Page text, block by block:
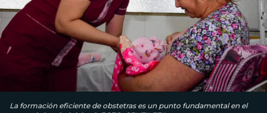
La formación eficiente de obstetras es un punto fundamental en el